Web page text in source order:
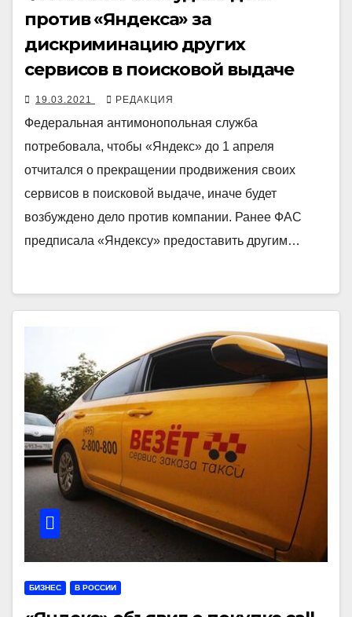
против «Яндекса» за
дискриминацию других
сервисов в поисковой выдаче
19.03.2021 РЕДАКЦИЯ
Федеральная антимонопольная служба
потребовала, чтобы «Яндекс» до 1 апреля
отчитался о прекращении продвижения своих
сервисов в поисковой выдаче, иначе будет
возбуждено дело против компании. Ранее ФАС
предписала «Яндексу» предоставить другим…
БИЗНЕС В РОССИИ